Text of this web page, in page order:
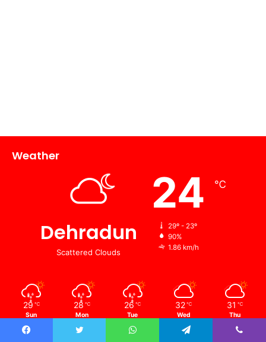
Weather
Dehradun
Scattered Clouds
24 ℃
29º - 23º
90%
1.86 km/h
29 ℃
Sun
28 ℃
Mon
26 ℃
Tue
32 ℃
Wed
31 ℃
Thu